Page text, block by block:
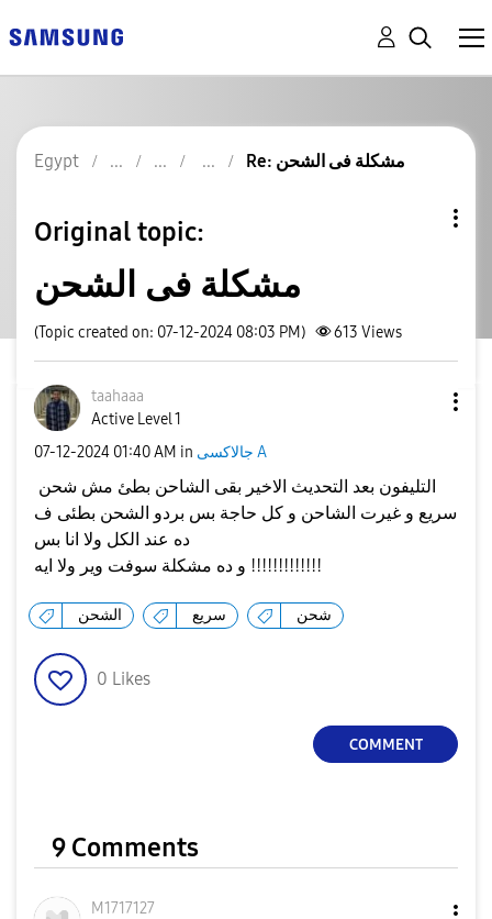
Egypt Re: مشكلة فى الشحن
Original topic:
مشكلة فى الشحن
(Topic created on: 07-12-2024 08:03 PM) 613 Views
taahaaa
Active Level 1
‎07-12-2024 01:40 AM in جالاكسى A
سريع و غيرت الشاحن و كل حاجة بس بردو الشحن بطئى ف
و ده مشكلة سوفت وير ولا ايه !!!!!!!!!!!!!
الشحن سريع شحن
0 Likes
COMMENT
9 Comments
M1717127